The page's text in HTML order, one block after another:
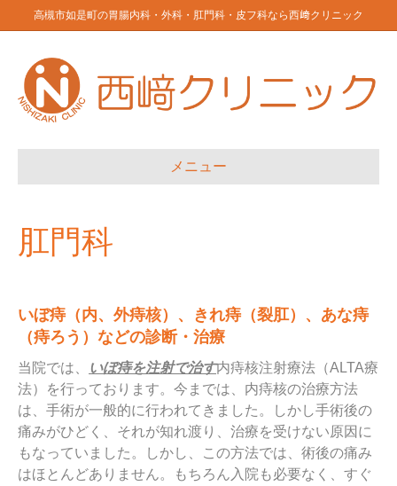
高槻市如是町の胃腸内科・外科・肛門科・皮フ科なら西﨑クリニック
メニュー
肛門科
いぼ痔（内、外痔核）、きれ痔（裂肛）、あな痔
（痔ろう）などの診断・治療
当院では、 いぼ痔を注射で治す内痔核注射療法（ALTA療
法）を行っております。今までは、内痔核の治療方法
は、手術が一般的に行われてきました。しかし手術後の
痛みがひどく、それが知れ渡り、治療を受けない原因に
もなっていました。しかし、この方法では、術後の痛み
はほとんどありません。もちろん入院も必要なく、すぐ